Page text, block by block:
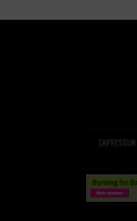
Impressum